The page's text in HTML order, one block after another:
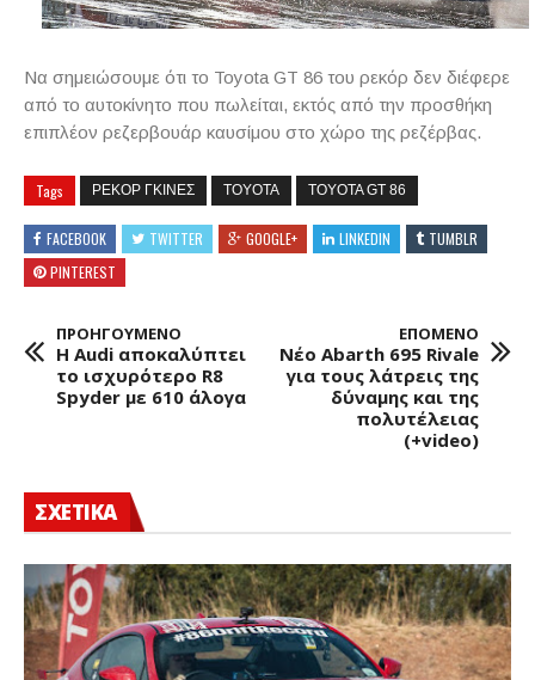
Να σημειώσουμε ότι το Toyota GT 86 του ρεκόρ δεν διέφερε
από το αυτοκίνητο που πωλείται, εκτός από την προσθήκη
επιπλέον ρεζερβουάρ καυσίμου στο χώρο της ρεζέρβας.
Tags ΡΕΚΟΡ ΓΚΙΝΕΣ TOYOTA TOYOTA GT 86
FACEBOOK TWITTER GOOGLE+ LINKEDIN
TUMBLR
PINTEREST
ΠΡΟΗΓΟΥΜΕΝΟ
Η Audi αποκαλύπτει
το ισχυρότερο R8
Spyder με 610 άλογα
ΕΠΟΜΕΝΟ
Νέο Abarth 695 Rivale
για τους λάτρεις της
δύναμης και της
πολυτέλειας
(+video)
ΣΧΕΤΙΚΑ